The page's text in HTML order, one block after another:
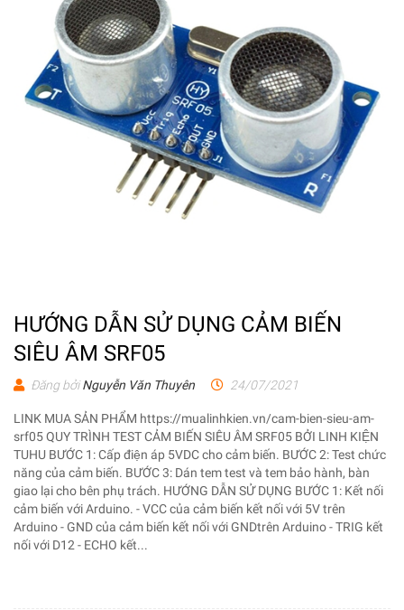
HƯỚNG DẪN SỬ DỤNG CẢM BIẾN
SIÊU ÂM SRF05
Đăng bởiNguyễn Văn Thuyên 24/07/2021
LINK MUA SẢN PHẨM https://mualinhkien.vn/cam-bien-sieu-am-
srf05 QUY TRÌNH TEST CẢM BIẾN SIÊU ÂM SRF05 BỞI LINH KIỆN
TUHU BƯỚC 1: Cấp điện áp 5VDC cho cảm biến. BƯỚC 2: Test chức
năng của cảm biến. BƯỚC 3: Dán tem test và tem bảo hành, bàn
giao lại cho bên phụ trách. HƯỚNG DẪN SỬ DỤNG BƯỚC 1: Kết nối
cảm biến với Arduino. - VCC của cảm biến kết nối với 5V trên
Arduino - GND của cảm biến kết nối với GNDtrên Arduino - TRIG kết
nối với D12 - ECHO kết...